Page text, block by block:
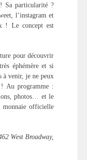
Sa particularité ?
l’instagram et
! Le concept est
pour découvrir
éphémère et si
à venir, je ne peux
Au programme :
photos… et le
monnaie officielle
West Broadway,